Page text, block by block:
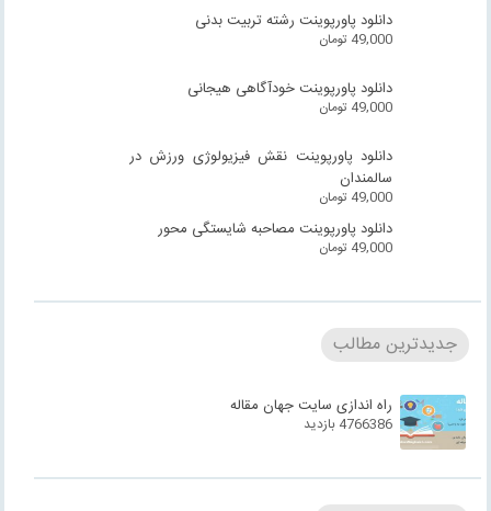
دانلود پاورپوینت رشته تربیت بدنی
49,000 تومان
دانلود پاورپوینت خودآگاهی هیجانی
49,000 تومان
دانلود پاورپوینت نقش فیزیولوژی ورزش در
سالمندان
49,000 تومان
دانلود پاورپوینت مصاحبه شایستگی محور
49,000 تومان
جدیدترین مطالب
راه اندازی سایت جهان مقاله
4766386 بازدید